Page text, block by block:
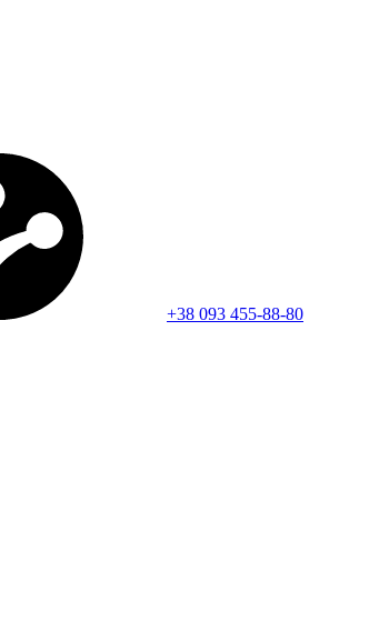
+38 093 455-88-80